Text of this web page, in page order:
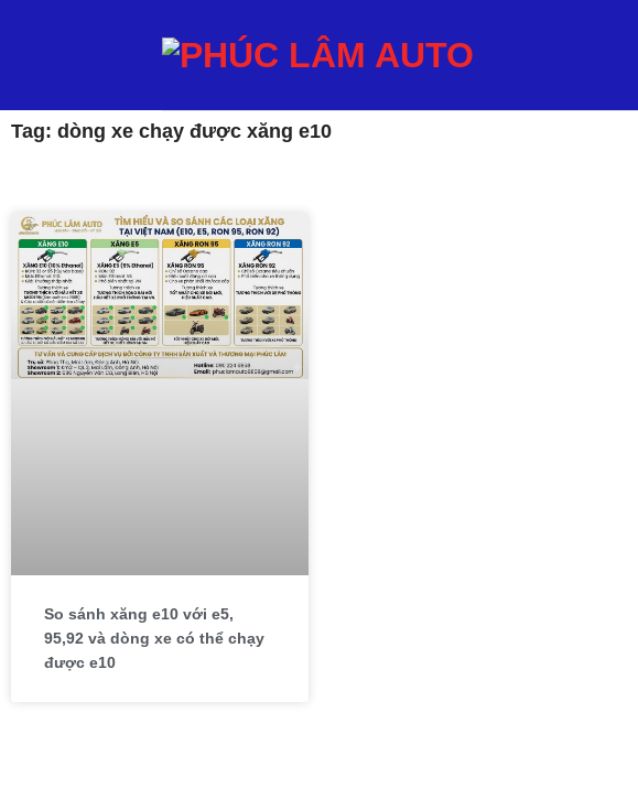
Tag: dòng xe chạy được xăng e10
So sánh xăng e10 với e5,
95,92 và dòng xe có thể chạy
được e10